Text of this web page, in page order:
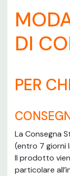
DI
PER
La Consegna
(entro 7 giorni
Il prodotto
particolare